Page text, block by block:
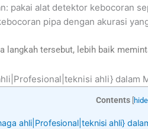
pakai alat detektor kebocoran
pipa dengan akurasi
langkah tersebut, lebih baik
ahli} dalam
Contents hide
ahli|Profesional|teknisi ahli}